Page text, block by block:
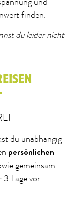
finden.
du leider nicht
du unabhängig
persönlichen
gemeinsam
Tage vor